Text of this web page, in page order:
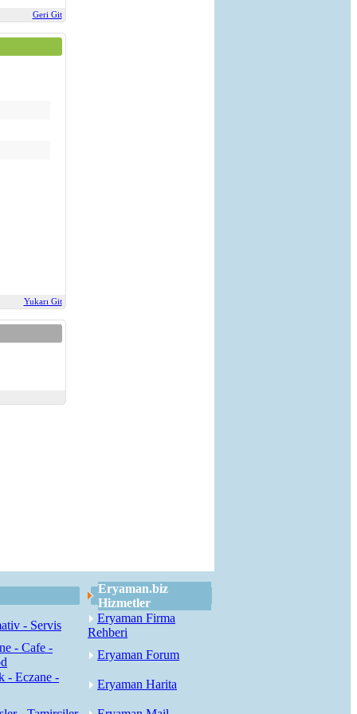
Geri Git
Yukarı Git
Eryaman.biz
Hizmetler
- Servis
Eryaman Firma
Rehberi
- Cafe -
Eryaman Forum
- Eczane -
Eryaman Harita